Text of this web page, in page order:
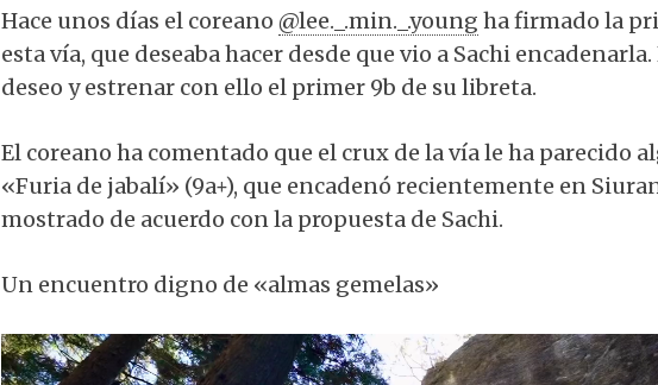
Hace unos días el coreano @lee._.min._.young ha firmado la
esta vía, que deseaba hacer desde que vio a Sachi
deseo y estrenar con ello el primer 9b de su libreta.
El coreano ha comentado que el crux de la vía le ha parecido
«Furia de jabalí» (9a+), que encadenó recientemente en
mostrado de acuerdo con la propuesta de Sachi.
Un encuentro digno de «almas gemelas»